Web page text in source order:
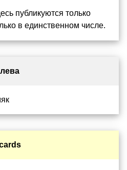
публикуются только
в единственном числе.